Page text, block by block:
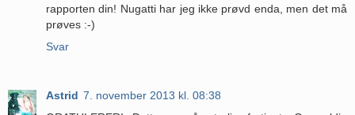
rapporten din! Nugatti har jeg ikke prøvd enda, men det må
prøves :-)
Svar
Astrid 7. november 2013 kl. 08:38